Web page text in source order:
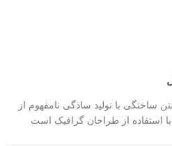
ساختگی با تولید سادگی نامفهوم از
استفاده از طراحان گرافیک است